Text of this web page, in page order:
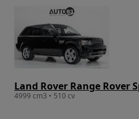
4999 cm3 • 510 cv